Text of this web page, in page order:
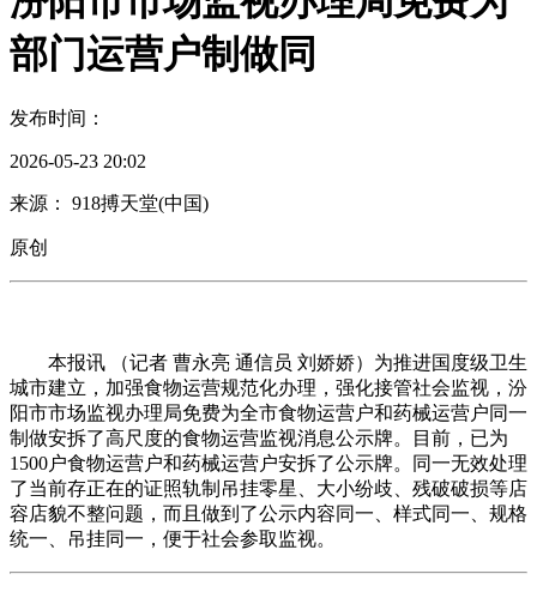
部门运营户制做同
发布时间：
2026-05-23 20:02
来源： 918搏天堂(中国)
原创
本报讯 （记者 曹永亮 通信员 刘娇娇）为推进国度级卫生
城市建立，加强食物运营规范化办理，强化接管社会监视，汾
阳市市场监视办理局免费为全市食物运营户和药械运营户同一
制做安拆了高尺度的食物运营监视消息公示牌。目前，已为
1500户食物运营户和药械运营户安拆了公示牌。同一无效处理
了当前存正在的证照轨制吊挂零星、大小纷歧、残破破损等店
容店貌不整问题，而且做到了公示内容同一、样式同一、规格
统一、吊挂同一，便于社会参取监视。